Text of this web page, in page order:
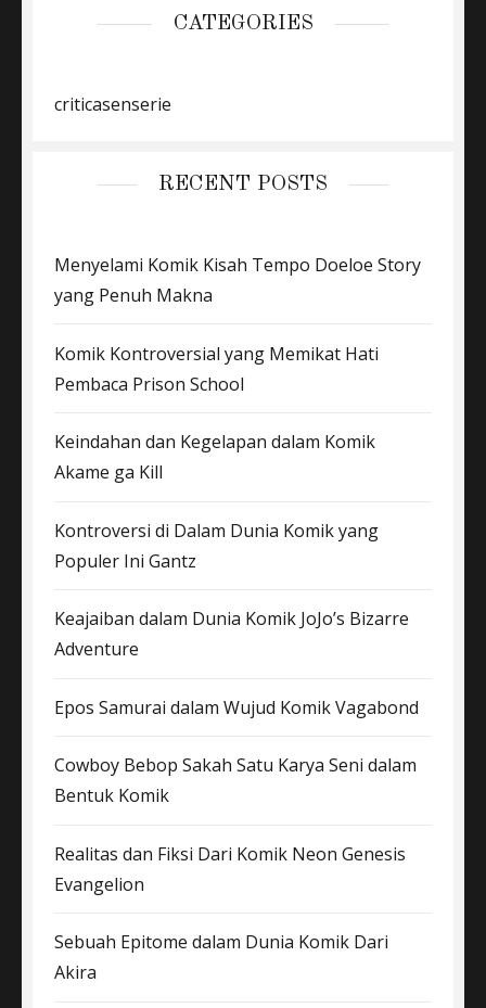
CATEGORIES
criticasenserie
RECENT POSTS
Menyelami Komik Kisah Tempo Doeloe Story
yang Penuh Makna
Komik Kontroversial yang Memikat Hati
Pembaca Prison School
Keindahan dan Kegelapan dalam Komik
Akame ga Kill
Kontroversi di Dalam Dunia Komik yang
Populer Ini Gantz
Keajaiban dalam Dunia Komik JoJo’s Bizarre
Adventure
Epos Samurai dalam Wujud Komik Vagabond
Cowboy Bebop Sakah Satu Karya Seni dalam
Bentuk Komik
Realitas dan Fiksi Dari Komik Neon Genesis
Evangelion
Sebuah Epitome dalam Dunia Komik Dari
Akira